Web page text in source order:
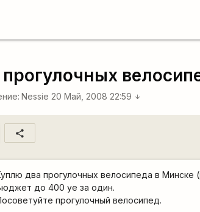
Nessie 20 Май, 2008 22:59 arrow_downward
share
два прогулочных велосипеда в Минске
до 400 уе за один.
прогулочный велосипед.